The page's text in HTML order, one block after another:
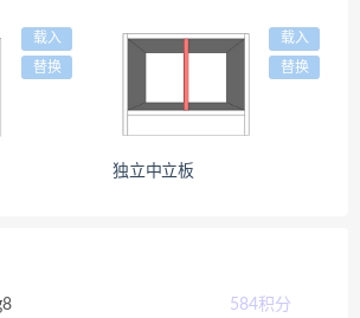
载入
替换
载入
替换
独立中立板
584积分